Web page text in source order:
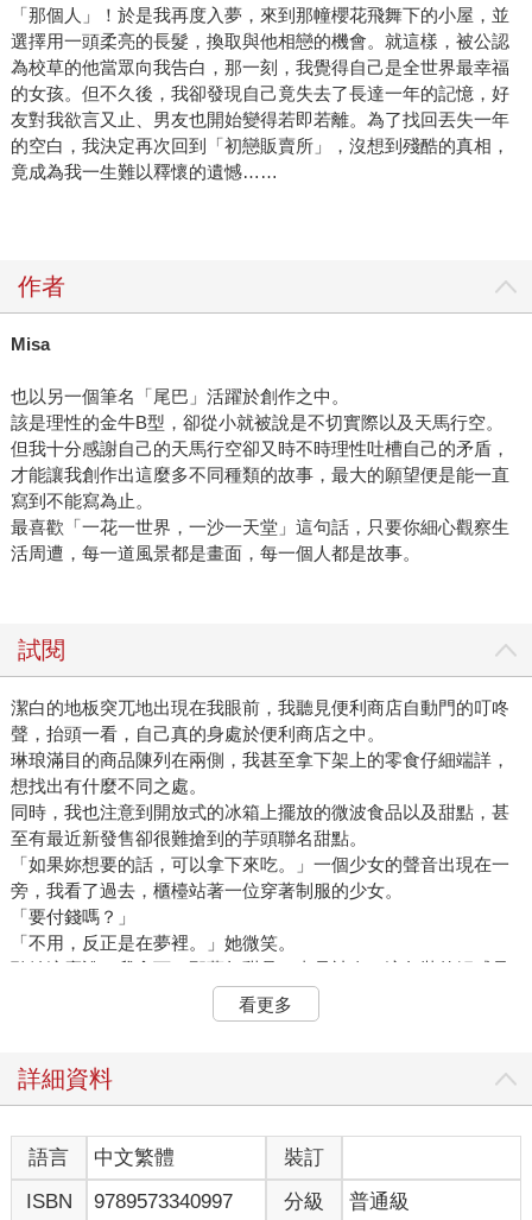
「那個人」！於是我再度入夢，來到那幢櫻花飛舞下的小屋，並
選擇用一頭柔亮的長髮，換取與他相戀的機會。就這樣，被公認
為校草的他當眾向我告白，那一刻，我覺得自己是全世界最幸福
的女孩。但不久後，我卻發現自己竟失去了長達一年的記憶，好
友對我欲言又止、男友也開始變得若即若離。為了找回丟失一年
的空白，我決定再次回到「初戀販賣所」，沒想到殘酷的真相，
竟成為我一生難以釋懷的遺憾……
作者
Misa
也以另一個筆名「尾巴」活躍於創作之中。
該是理性的金牛B型，卻從小就被說是不切實際以及天馬行空。
但我十分感謝自己的天馬行空卻又時不時理性吐槽自己的矛盾，
才能讓我創作出這麼多不同種類的故事，最大的願望便是能一直
寫到不能寫為止。
最喜歡「一花一世界，一沙一天堂」這句話，只要你細心觀察生
活周遭，每一道風景都是畫面，每一個人都是故事。
試閱
潔白的地板突兀地出現在我眼前，我聽見便利商店自動門的叮咚
聲，抬頭一看，自己真的身處於便利商店之中。
琳琅滿目的商品陳列在兩側，我甚至拿下架上的零食仔細端詳，
想找出有什麼不同之處。
同時，我也注意到開放式的冰箱上擺放的微波食品以及甜點，甚
至有最近新發售卻很難搶到的芋頭聯名甜點。
「如果妳想要的話，可以拿下來吃。」一個少女的聲音出現在一
旁，我看了過去，櫃檯站著一位穿著制服的少女。
「要付錢嗎？」
「不用，反正是在夢裡。」她微笑。
聽她這麼說，我拿下了那夢幻甜品，真是神奇，這包裝的觸感是
如此真實，卻是在夢之中。
我撕開了塑膠，將滿滿餡料的芋頭推了出來，然後輕咬一口。
新聞捧得像是什麼絕世佳餚呢？
她輕笑，彷彿理所當然一般，「因為這裡是夢境，全部都是根據
妳的想像構成，若是妳沒吃過的食物，或許就只能根據妳對差不
多食物的平均口味來呈現。」
看更多
詳細資料
語言 中文繁體
裝訂
ISBN
9789573340997 分級 普通級